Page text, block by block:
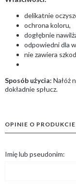
delikatnie
ochrona koloru,
dogłębnie
odpowiedni dla
nie zawiera
Sposób użycia: Nałóż
dokładnie spłucz.
OPINIE O
Imię lub pseudonim: